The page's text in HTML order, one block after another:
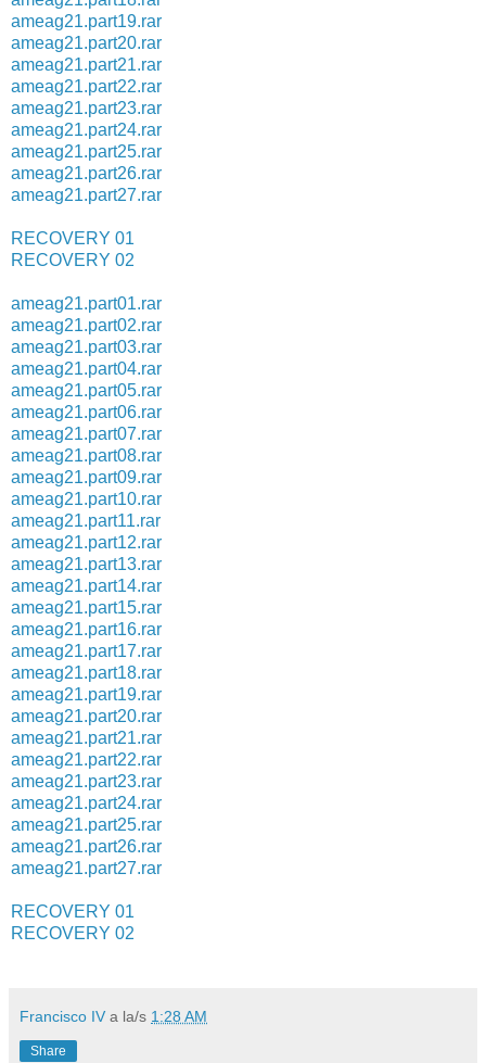
ameag21.part19.rar
ameag21.part20.rar
ameag21.part21.rar
ameag21.part22.rar
ameag21.part23.rar
ameag21.part24.rar
ameag21.part25.rar
ameag21.part26.rar
ameag21.part27.rar
RECOVERY 01
RECOVERY 02
ameag21.part01.rar
ameag21.part02.rar
ameag21.part03.rar
ameag21.part04.rar
ameag21.part05.rar
ameag21.part06.rar
ameag21.part07.rar
ameag21.part08.rar
ameag21.part09.rar
ameag21.part10.rar
ameag21.part11.rar
ameag21.part12.rar
ameag21.part13.rar
ameag21.part14.rar
ameag21.part15.rar
ameag21.part16.rar
ameag21.part17.rar
ameag21.part18.rar
ameag21.part19.rar
ameag21.part20.rar
ameag21.part21.rar
ameag21.part22.rar
ameag21.part23.rar
ameag21.part24.rar
ameag21.part25.rar
ameag21.part26.rar
ameag21.part27.rar
RECOVERY 01
RECOVERY 02
Francisco IV a la/s 1:28 AM
Share